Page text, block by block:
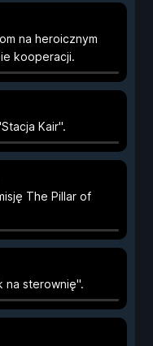
na heroicznym
kooperacji.
Kair".
The Pillar of
na sterownię".